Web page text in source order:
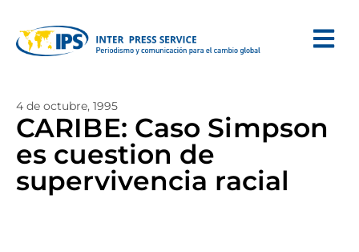
4 de octubre, 1995
CARIBE: Caso Simpson
es cuestion de
supervivencia racial